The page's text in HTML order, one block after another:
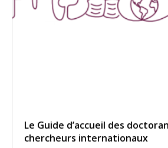
Le Guide d’accueil des
chercheurs internationaux